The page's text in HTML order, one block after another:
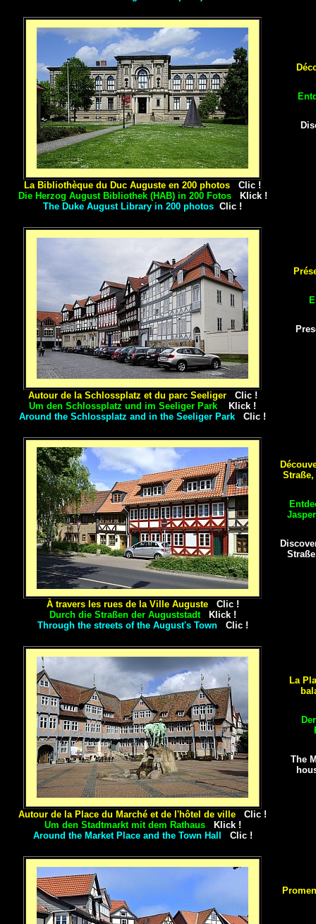
La Bibliothèque du Duc Auguste en 200 photos
Clic !
Die Herzog August Bibliothek (HAB) in 200 Fotos
Klick !
The Duke August Library in 200 photos Clic !
Autour de la Schlossplatz et du parc Seeliger Clic !
Um den Schlossplatz und im Seeliger Park
Klick !
Around the Schlossplatz and in the Seeliger Park
Clic !
À travers les rues de la Ville Auguste Clic !
Durch die Straßen der Auguststadt
Klick !
Through the streets of the August's Town
Clic !
Autour de la Place du Marché et de l'hôtel de ville Clic !
Um den Stadtmarkt mit dem Rathaus
Klick !
Around the Market Place and the Town Hall
Clic !
La
The